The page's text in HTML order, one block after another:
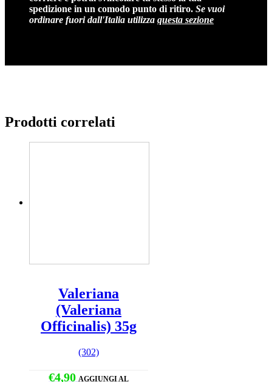
spedizione in un comodo punto di ritiro. Se vuoi
ordinare fuori dall'Italia utilizza questa sezione
Prodotti correlati
Valeriana
(Valeriana
Officinalis) 35g
(302)
€4,90 AGGIUNGI AL